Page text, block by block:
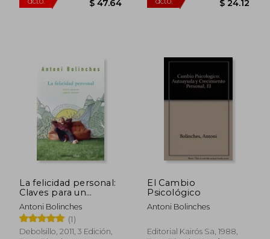
40%
dcto.
45%
dcto.
La felicidad personal:
Claves para un
cambio interior
Antoni Bolinches
(1)
Debolsillo, 2011, 3 Edición,
El Cambio
Psicológico
Antoni Bolinches
Editorial Kairós Sa, 1988,